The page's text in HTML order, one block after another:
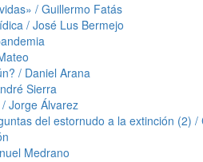
/ Guillermo Fatás
/ José Lus Bermejo
/ Daniel Arana
Sierra
Jorge Álvarez
del estornudo a la extinción (2) /
Medrano